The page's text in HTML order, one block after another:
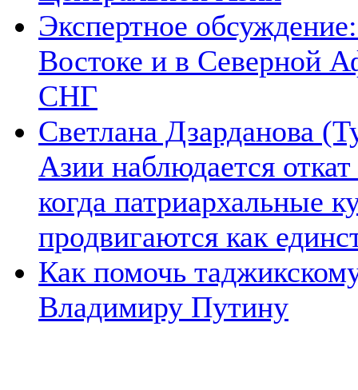
Экспертное
Востоке и в Северной
СНГ
Светлана Дзарданова
Азии наблюдается
когда патриархальные
продвигаются как
Как помочь
Владимиру Путину